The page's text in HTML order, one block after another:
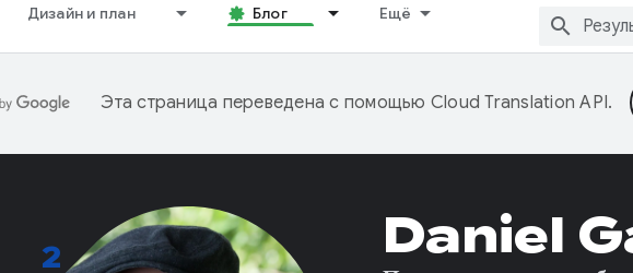
Дизайн и план Блог Ещё
Эта страница переведена с помощью Cloud Translation API.
2 Daniel